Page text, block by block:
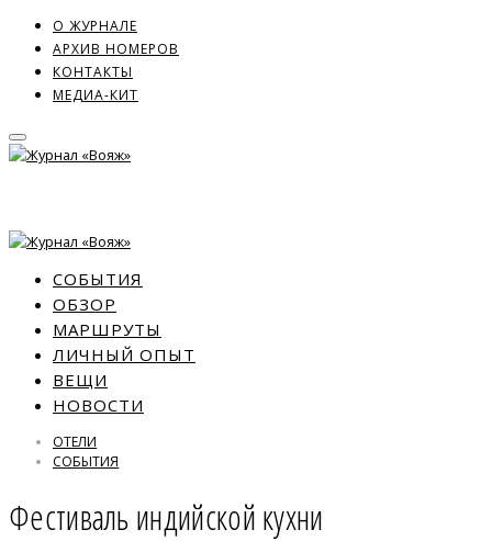
О ЖУРНАЛЕ
АРХИВ НОМЕРОВ
КОНТАКТЫ
МЕДИА-КИТ
СОБЫТИЯ
ОБЗОР
МАРШРУТЫ
ЛИЧНЫЙ ОПЫТ
ВЕЩИ
НОВОСТИ
ОТЕЛИ
СОБЫТИЯ
Фестиваль индийской кухни